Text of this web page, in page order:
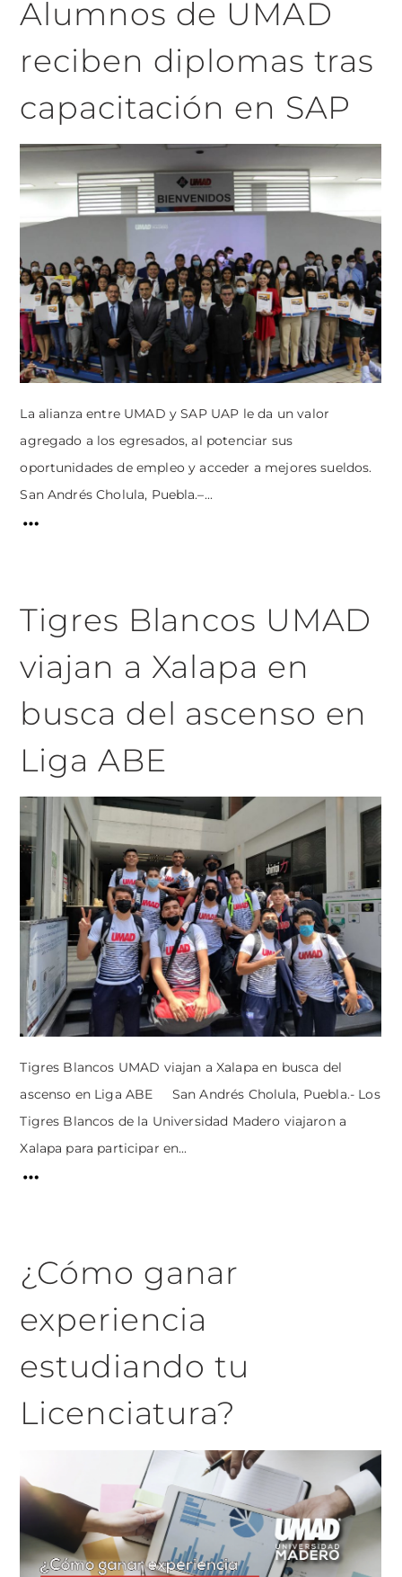
Alumnos de UMAD
reciben diplomas tras
capacitación en SAP
La alianza entre UMAD y SAP UAP le da un valor
agregado a los egresados, al potenciar sus
oportunidades de empleo y acceder a mejores sueldos.
San Andrés Cholula, Puebla.–...
Tigres Blancos UMAD
viajan a Xalapa en
busca del ascenso en
Liga ABE
Tigres Blancos UMAD viajan a Xalapa en busca del
ascenso en Liga ABE San Andrés Cholula, Puebla.- Los
Tigres Blancos de la Universidad Madero viajaron a
Xalapa para participar en...
¿Cómo ganar
experiencia
estudiando tu
Licenciatura?